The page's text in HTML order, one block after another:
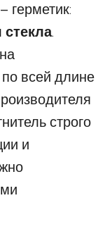
герметик:
.
всей длине
строго
и